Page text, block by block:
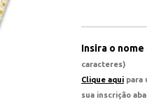
Insira o
caracteres)
Clique aqui para
sua inscrição